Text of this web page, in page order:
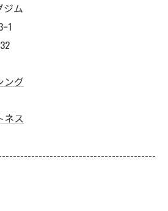
ジム
1
ング
ネス